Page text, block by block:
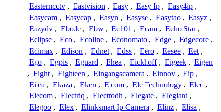
Easterncctv , Eastvision , Easy , Easy Ip , Easy4ip ,
Easycam , Easycap , Easyn , Easyse , Easytao , Easyz ,
Eazydv , Ebode , Ebw , Ec101 , Ecam , Echo Star ,
Eclipse , Eco , Ecoline , Economato , Edge , Edgecore ,
Edimax , Edison , Ednet , Edss , Eero , Eesee , Eet ,
Ego , Egpis , Eguard , Ehea , Eickhoff , Eigeek , Eigen
, Eight , Eighteen , Eingangscamera , Einnov , Eip ,
Eitea , Ekaza , Eken , Elcom , Ele Technology , Elec ,
Elecom , Electriq , Electrodh , Elegate , Elegiant ,
Elegoo , Elex , Elinksmart Ip Camera , Elinz , Elisa ,